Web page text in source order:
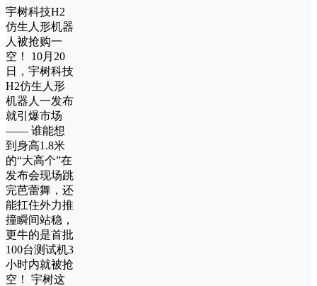
宇树科技H2
仿生人形机器
人被抢购一
空！ 10月20
日，宇树科技
H2仿生人形
机器人一发布
就引爆市场
—— 谁能想
到身高1.8米
的“大高个”在
发布会现场跳
完芭蕾舞，还
能扛住外力推
撞瞬间站稳，
更牛的是首批
100台测试机3
小时内就被抢
空！ 宇树这